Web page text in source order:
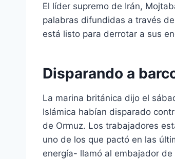
El líder supremo de Irán,
palabras difundidas a través
está listo para derrotar a sus
Disparando a
La marina británica dijo el
Islámica habían disparado
de Ormuz. Los trabajadores
uno de los que pactó en las
energía- llamó al embajador